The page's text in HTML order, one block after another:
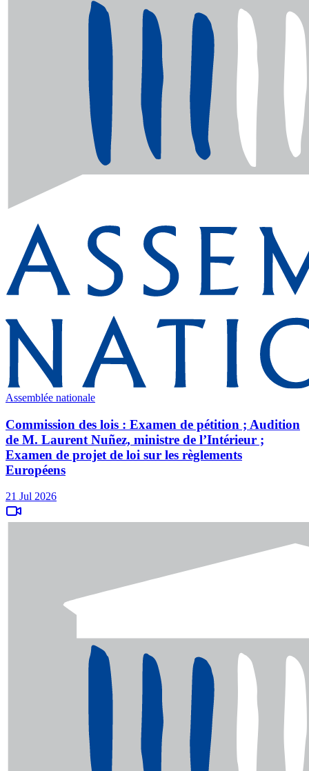
Assemblée nationale
Commission des lois : Examen de pétition ; Audition
de M. Laurent Nuñez, ministre de l’Intérieur ;
Examen de projet de loi sur les règlements
Européens
21 Jul 2026